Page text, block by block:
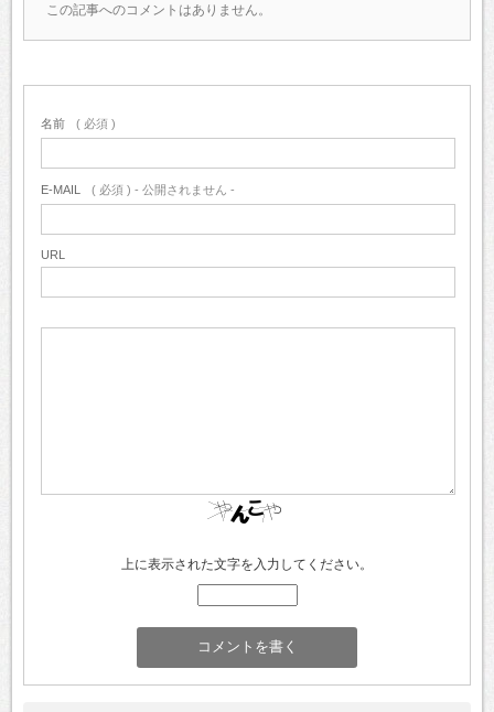
この記事へのコメントはありません。
名前 ( 必須 )
E-MAIL ( 必須 ) - 公開されません -
URL
上に表示された文字を入力してください。